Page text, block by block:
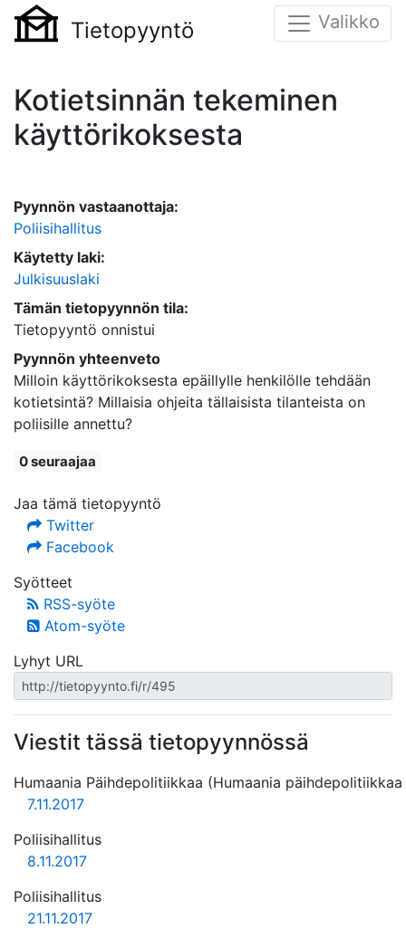
Tietopyyntö Valikko
Kotietsinnän tekeminen
käyttörikoksesta
Pyynnön vastaanottaja:
Poliisihallitus
Käytetty laki:
Julkisuuslaki
Tämän tietopyynnön tila:
Tietopyyntö onnistui
Pyynnön yhteenveto
Milloin käyttörikoksesta epäillylle henkilölle tehdään
kotietsintä? Millaisia ohjeita tällaisista tilanteista on
poliisille annettu?
0 seuraajaa
Jaa tämä tietopyyntö
Twitter
Facebook
Syötteet
RSS-syöte
Atom-syöte
Lyhyt URL
Viestit tässä tietopyynnössä
Humaania Päihdepolitiikkaa (Humaania
7.11.2017
Poliisihallitus
8.11.2017
Poliisihallitus
21.11.2017